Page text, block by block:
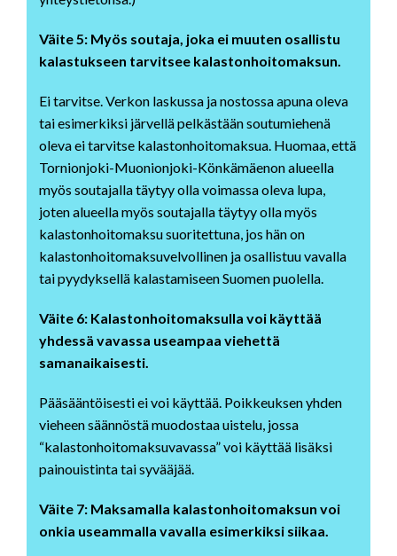
Väite 5: Myös soutaja, joka ei muuten osallistu
kalastukseen tarvitsee kalastonhoitomaksun.
Ei tarvitse. Verkon laskussa ja nostossa apuna oleva
tai esimerkiksi järvellä pelkästään soutumiehenä
oleva ei tarvitse kalastonhoitomaksua. Huomaa, että
Tornionjoki-Muonionjoki-Könkämäenon alueella
myös soutajalla täytyy olla voimassa oleva lupa,
joten alueella myös soutajalla täytyy olla myös
kalastonhoitomaksu suoritettuna, jos hän on
kalastonhoitomaksuvelvollinen ja osallistuu vavalla
tai pyydyksellä kalastamiseen Suomen puolella.
Väite 6: Kalastonhoitomaksulla voi käyttää
yhdessä vavassa useampaa viehettä
samanaikaisesti.
Pääsääntöisesti ei voi käyttää. Poikkeuksen yhden
vieheen säännöstä muodostaa uistelu, jossa
“kalastonhoitomaksuvavassa” voi käyttää lisäksi
painouistinta tai syvääjää.
Väite 7: Maksamalla kalastonhoitomaksun voi
onkia useammalla vavalla esimerkiksi siikaa.